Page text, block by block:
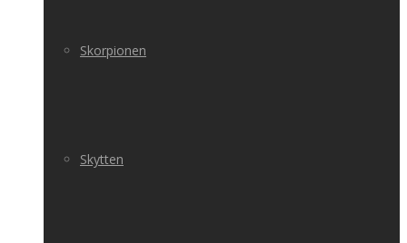
Skorpionen
Skytten